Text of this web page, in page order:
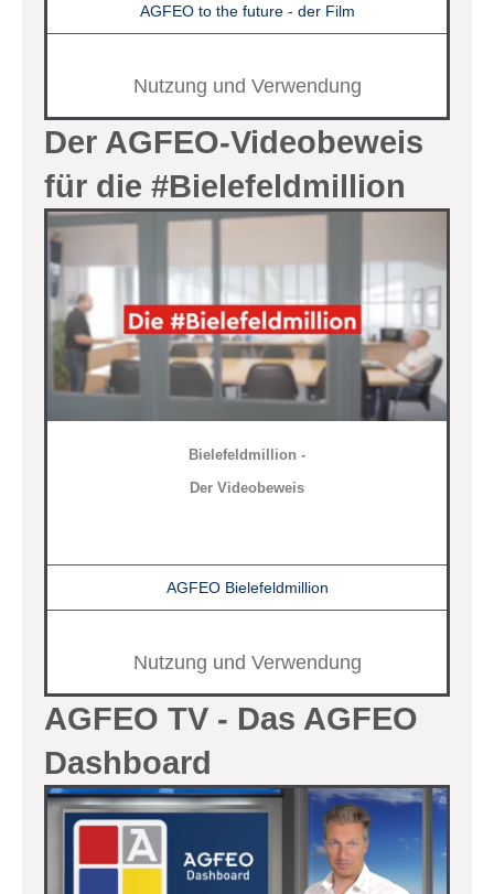
AGFEO to the future - der Film
Nutzung und Verwendung
Der AGFEO-Videobeweis
für die #Bielefeldmillion
Bielefeldmillion -
Der Videobeweis
AGFEO Bielefeldmillion
Nutzung und Verwendung
AGFEO TV - Das AGFEO
Dashboard